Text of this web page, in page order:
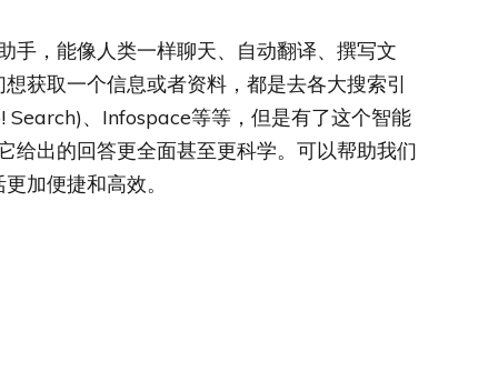
手，能像人类一样聊天、自动翻译、撰写文
获取一个信息或者资料，都是去各大搜索引
Search)、Infospace等等，但是有了这个智能
给出的回答更全面甚至更科学。可以帮助我们
加便捷和高效。